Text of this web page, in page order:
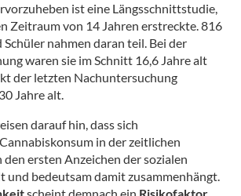
ist eine Längsschnittstudie,
Zeitraum von 14 Jahren erstreckte. 816
nahmen daran teil. Bei der
waren sie im Schnitt 16,6 Jahre alt
der letzten Nachuntersuchung
Jahre alt.
darauf hin, dass sich
in der zeitlichen
ersten Anzeichen der sozialen
und bedeutsam damit zusammenhängt.